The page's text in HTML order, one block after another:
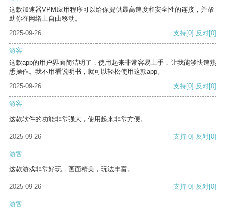
这款加速器VPM应用程序可以给你提供最高速度和安全性的连接，并帮
助你在网络上自由移动。
2025-09-26
支持[0] 反对[0]
游客
这款app的用户界面简洁明了，使用起来非常容易上手，让我能够快速熟
悉操作。我不用看说明书，就可以轻松使用这款app。
2025-09-26
支持[0] 反对[0]
游客
这款软件的功能非常强大，使用起来非常方便。
2025-09-26 支持[0] 反对[0]
游客
这款游戏非常好玩，画面精美，玩法丰富。
2025-09-26 支持[0] 反对[0]
游客